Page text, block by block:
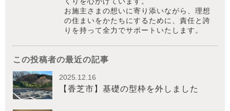
お施主さまの想いに寄り添いながら、理想
の住まいをかたちにするために、責任と誇
りを持って全力でサポートいたします。
この投稿者の最近の記事
2025.12.16
【香芝市】基礎の型枠を外しました